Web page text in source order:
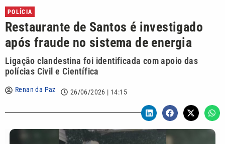
POLÍCIA
Restaurante de Santos é investigado
após fraude no sistema de energia
Ligação clandestina foi identificada com apoio das
polícias Civil e Científica
Renan da Paz 26/06/2026 | 14:15